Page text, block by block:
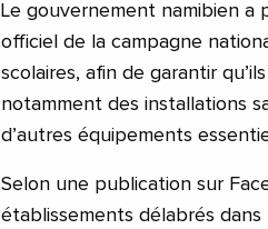
Le gouvernement namibien
officiel de la campagne
scolaires, afin de garantir
notamment des installations
d’autres équipements
Selon une publication sur
établissements délabrés dans